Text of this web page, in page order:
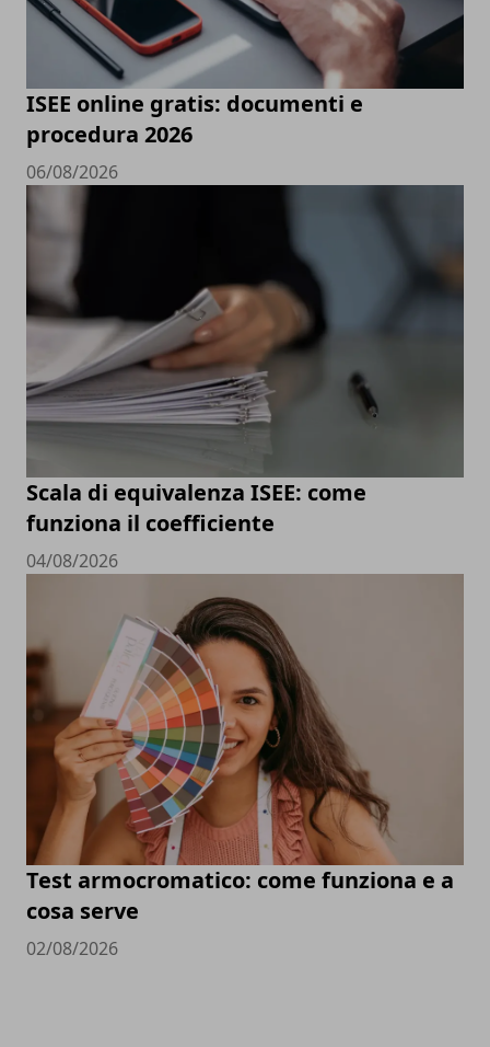
ISEE online gratis: documenti e
procedura 2026
06/08/2026
Scala di equivalenza ISEE: come
funziona il coefficiente
04/08/2026
Test armocromatico: come funziona e a
cosa serve
02/08/2026